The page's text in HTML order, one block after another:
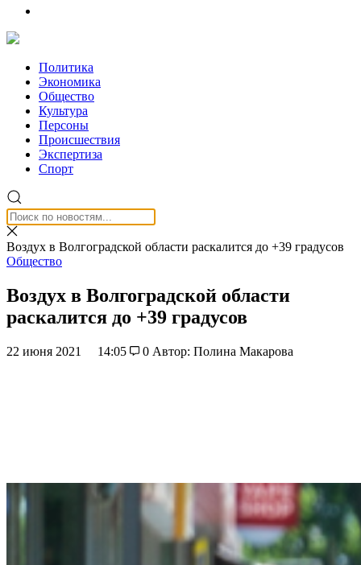
Политика
Экономика
Общество
Культура
Персоны
Происшествия
Экспертиза
Спорт
Воздух в Волгоградской области раскалится до +39 градусов
Общество
Воздух в Волгоградской области
раскалится до +39 градусов
22 июня 2021 14:05 0 Автор: Полина Макарова